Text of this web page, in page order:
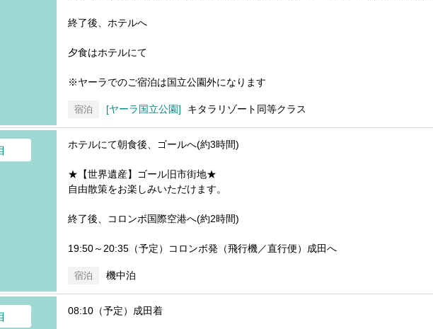
終了後、ホテルへ
夕食はホテルにて
※ヤーラでのご宿泊は国立公園外になります
宿泊 ヤーラ国立公園 キタラリゾート同等クラス
ホテルにて朝食後、ゴールへ(約3時間)
★【世界遺産】ゴール旧市街地★
自由散策をお楽しみいただけます。
終了後、コロンボ国際空港へ(約2時間)
19:50～20:35（予定）コロンボ発（飛行機／直行便）成田へ
宿泊 機中泊
08:10（予定）成田着